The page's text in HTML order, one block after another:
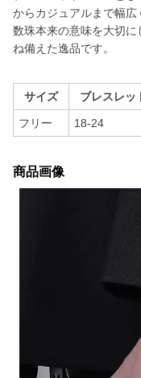
からカジュアルまで幅広
数珠本来の意味を大切
ね備えた逸品です。
サイズ ブレスレッ
フリー 18-24
商品画像